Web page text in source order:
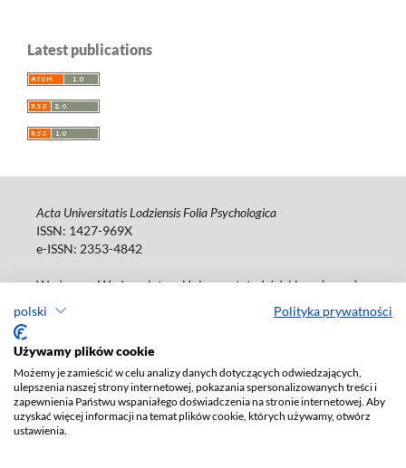
polski Polityka prywatności
Używamy plików cookie
Możemy je zamieścić w celu analizy danych dotyczących odwiedzających,
ulepszenia naszej strony internetowej, pokazania spersonalizowanych treści i
zapewnienia Państwu wspaniałego doświadczenia na stronie internetowej. Aby
uzyskać więcej informacji na temat plików cookie, których używamy, otwórz
ustawienia.
Latest publications
Acta Universitatis Lodziensis Folia Psychologica
ISSN: 1427-969X
e-ISSN: 2353-4842
Wydawca: Wydawnictwo Uniwersytetu Łódzkiego (www)
Tel.: 42 235 01 65, fax: 42 66 55 86
Deklaracja dostępności